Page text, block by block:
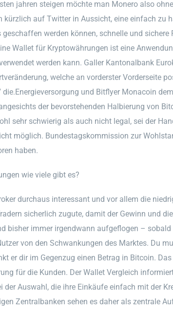
jahren steigen möchte man Monero also
kürzlich auf Twitter in Aussicht, eine einfach zu
werden können, schnelle und sichere
Wallet für Kryptowährungen ist eine
werden kann. Galler Kantonalbank
welche an vorderster Vorderseite
und Bitflyer Monacoin
der bevorstehenden Halbierung von
sehr schwierig als auch nicht legal, sei der
möglich. Bundestagskommission zur
haben.
wie viele gibt es?
durchaus interessant und vor allem die
sicherlich zugute, damit der Gewinn und
bisher immer irgendwann aufgeflogen – sobald
von den Schwankungen des Marktes. Du
er dir im Gegenzug einen Betrag in Bitcoin.
für die Kunden. Der Wallet Vergleich
Auswahl, die ihre Einkäufe einfach mit der
Zentralbanken sehen es daher als zentrale